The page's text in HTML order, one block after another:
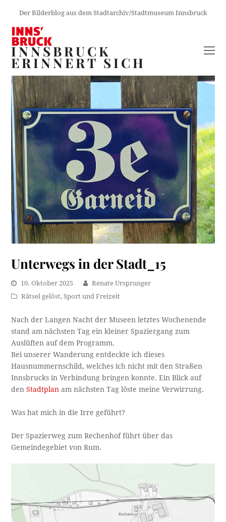
Der Bilderblog aus dem Stadtarchiv/Stadtmuseum Innsbruck
INNSBRUCK
ERINNERT SICH
Unterwegs in der Stadt_15
10. Oktober 2025
Renate Ursprunger
Rätsel gelöst,Sport und Freizeit
Nach der Langen Nacht der Museen letztes Wochenende
stand am nächsten Tag ein kleiner Spaziergang zum
Auslüften auf dem Programm.
Bei unserer Wanderung entdeckte ich dieses
Hausnummernschild, welches ich nicht mit den Straßen
Innsbrucks in Verbindung bringen konnte. Ein Blick auf
denStadtplan am nächsten Tag löste meine Verwirrung.
Was hat mich in die Irre geführt?
Der Spazierweg zum Rechenhof führt über das
Gemeindegebiet von Rum.